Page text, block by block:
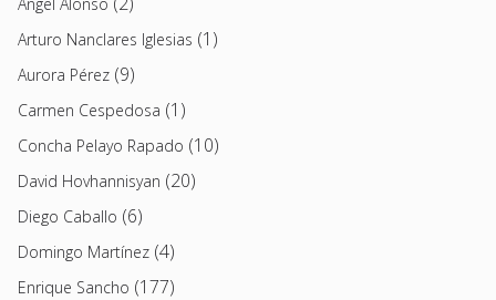
Arturo Nanclares Iglesias (1)
Aurora Pérez (9)
Carmen Cespedosa (1)
Concha Pelayo Rapado (10)
David Hovhannisyan (20)
Diego Caballo (6)
Domingo Martínez (4)
Enrique Sancho (177)